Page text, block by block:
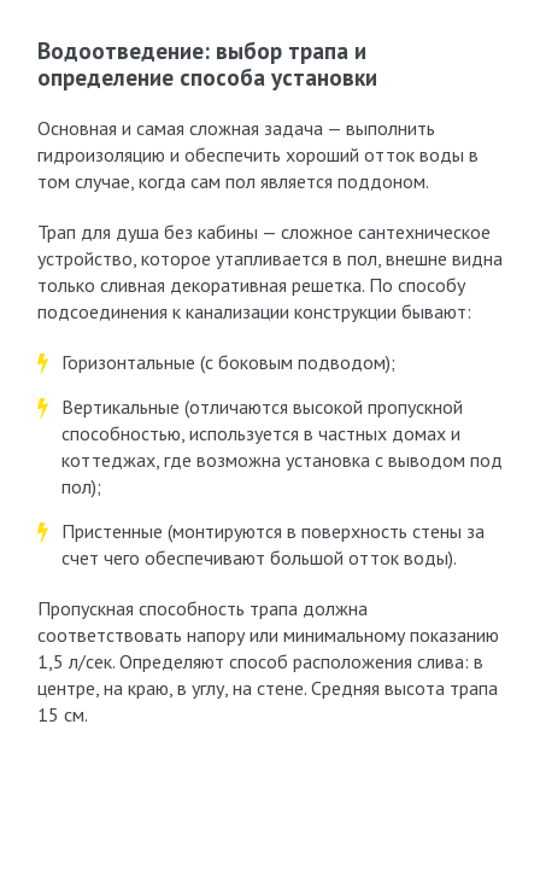
Водоотведение: выбор трапа и
определение способа установки
Основная и самая сложная задача — выполнить
гидроизоляцию и обеспечить хороший отток воды в
том случае, когда сам пол является поддоном.
Трап для душа без кабины — сложное сантехническое
устройство, которое утапливается в пол, внешне видна
только сливная декоративная решетка. По способу
подсоединения к канализации конструкции бывают:
Горизонтальные (с боковым подводом);
Вертикальные (отличаются высокой пропускной
способностью, используется в частных домах и
коттеджах, где возможна установка с выводом под
пол);
Пристенные (монтируются в поверхность стены за
счет чего обеспечивают большой отток воды).
Пропускная способность трапа должна
соответствовать напору или минимальному показанию
1,5 л/сек. Определяют способ расположения слива: в
центре, на краю, в углу, на стене. Средняя высота трапа
15 см.